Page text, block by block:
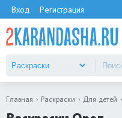
Вход Регистрация
Главная Раскраски Для детей